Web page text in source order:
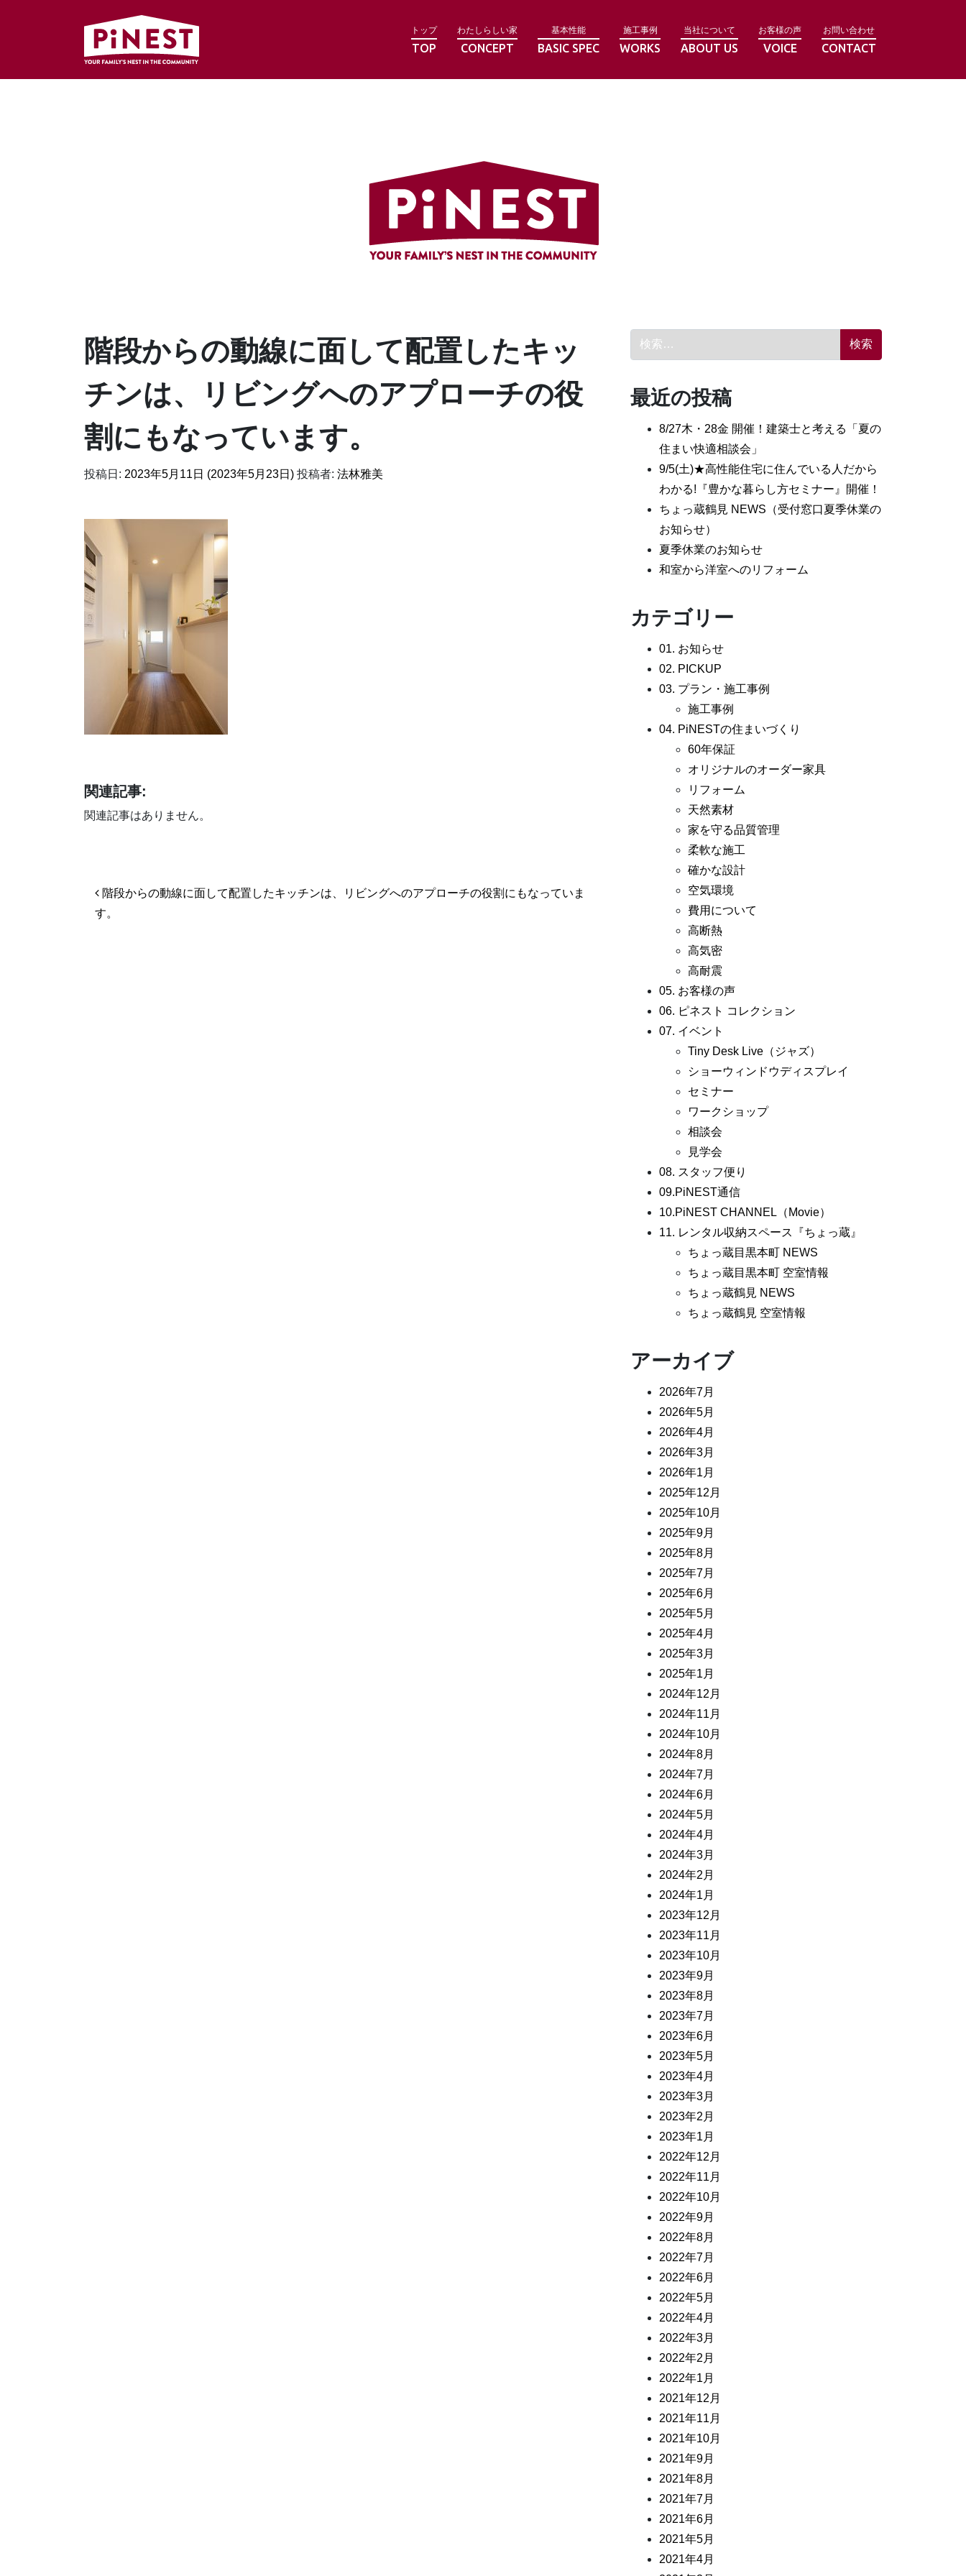
トップ
TOP
わたしらしい家
CONCEPT
基本性能
BASIC SPEC
施工事例
WORKS
当社について
ABOUT US
お客様の声
VOICE
お問い合わせ
CONTACT
階段からの動線に面して配置したキッ
チンは、リビングへのアプローチの役
割にもなっています。
投稿日: 2023年5月11日 (2023年5月23日) 投稿者: 法林雅美
関連記事:
関連記事はありません。
投稿ナビゲーション
階段からの動線に面して配置したキッチンは、リビングへのアプローチの役割にもなっていま
す。
検索:
最近の投稿
8/27木・28金 開催！建築士と考える「夏の
住まい快適相談会」
9/5(土)★高性能住宅に住んでいる人だから
わかる!『豊かな暮らし方セミナー』開催！
ちょっ蔵鶴見 NEWS（受付窓口夏季休業の
お知らせ）
夏季休業のお知らせ
和室から洋室へのリフォーム
カテゴリー
01. お知らせ
02. PICKUP
03. プラン・施工事例
施工事例
04. PiNESTの住まいづくり
60年保証
オリジナルのオーダー家具
リフォーム
天然素材
家を守る品質管理
柔軟な施工
確かな設計
空気環境
費用について
高断熱
高気密
高耐震
05. お客様の声
06. ピネスト コレクション
07. イベント
Tiny Desk Live（ジャズ）
ショーウィンドウディスプレイ
セミナー
ワークショップ
相談会
見学会
08. スタッフ便り
09.PiNEST通信
10.PiNEST CHANNEL（Movie）
11. レンタル収納スペース『ちょっ蔵』
ちょっ蔵目黒本町 NEWS
ちょっ蔵目黒本町 空室情報
ちょっ蔵鶴見 NEWS
ちょっ蔵鶴見 空室情報
アーカイブ
2026年7月
2026年5月
2026年4月
2026年3月
2026年1月
2025年12月
2025年10月
2025年9月
2025年8月
2025年7月
2025年6月
2025年5月
2025年4月
2025年3月
2025年1月
2024年12月
2024年11月
2024年10月
2024年8月
2024年7月
2024年6月
2024年5月
2024年4月
2024年3月
2024年2月
2024年1月
2023年12月
2023年11月
2023年10月
2023年9月
2023年8月
2023年7月
2023年6月
2023年5月
2023年4月
2023年3月
2023年2月
2023年1月
2022年12月
2022年11月
2022年10月
2022年9月
2022年8月
2022年7月
2022年6月
2022年5月
2022年4月
2022年3月
2022年2月
2022年1月
2021年12月
2021年11月
2021年10月
2021年9月
2021年8月
2021年7月
2021年6月
2021年5月
2021年4月